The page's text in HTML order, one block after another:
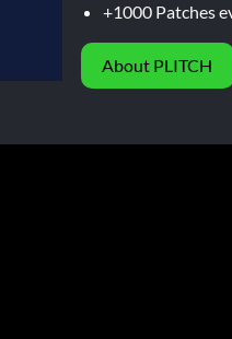
+1000 Patches
About PLITCH